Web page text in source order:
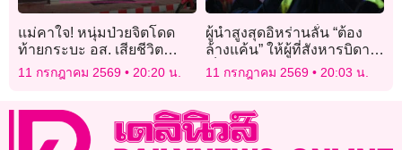
แม่คาใจ! หนุ่มป่วยจิตโดด
ท้ายกระบะ อส. เสียชีวิต
ขณะพาไปบำบัด ปลัดแจง
เหตุสุดวิสัย
11 กรกฎาคม 2569 20:20 น.
ผู้นำสูงสุดอิหร่านลั่น “ต้อง
ล้างแค้น” ให้ผู้ที่สังหารบิดา ชี้
เป็น “ความต้องการของ
ประชาชน”
11 กรกฎาคม 2569 20:03 น.